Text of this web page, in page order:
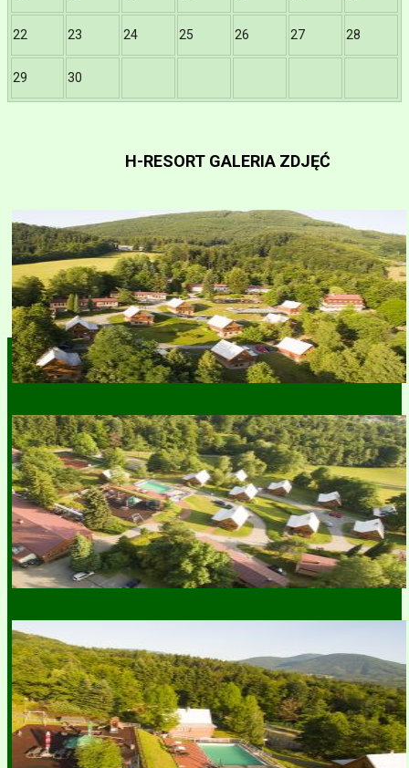
22 23 24 25 26 27 28
29 30
H-RESORT GALERIA ZDJĘĆ